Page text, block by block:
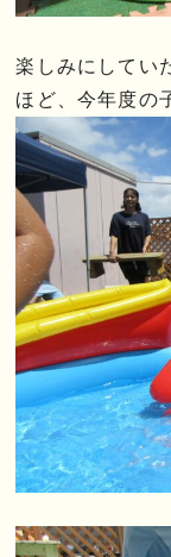
楽しみにしてい
ほど、今年度の